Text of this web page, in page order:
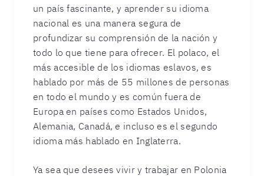
un país fascinante, y aprender su idioma
nacional es una manera segura de
profundizar su comprensión de la nación y
todo lo que tiene para ofrecer. El polaco, el
más accesible de los idiomas eslavos, es
hablado por más de 55 millones de personas
en todo el mundo y es común fuera de
Europa en países como Estados Unidos,
Alemania, Canadá, e incluso es el segundo
idioma más hablado en Inglaterra.
Ya sea que desees vivir y trabajar en Polonia